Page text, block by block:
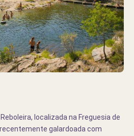
localizada na Freguesia de
galardoada com